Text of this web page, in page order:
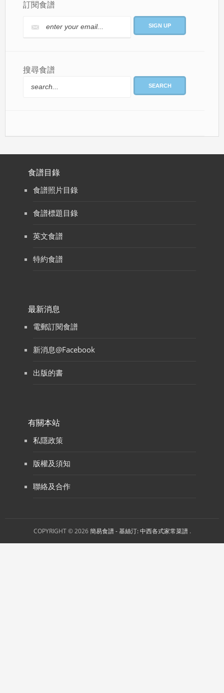
訂閱食譜
搜尋食譜
SEARCH
食譜目錄
食譜照片目錄
食譜標題目錄
英文食譜
特約食譜
最新消息
電郵訂閱食譜
新消息@Facebook
出版的書
有關本站
私隱政策
版權及須知
聯絡及合作
COPYRIGHT © 2026簡易食譜 - 基絲汀: 中西各式家常菜譜 .